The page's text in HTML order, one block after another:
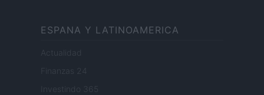
ESPANA Y LATINOAMERICA
Actualidad
Finanzas 24
Investindo 365